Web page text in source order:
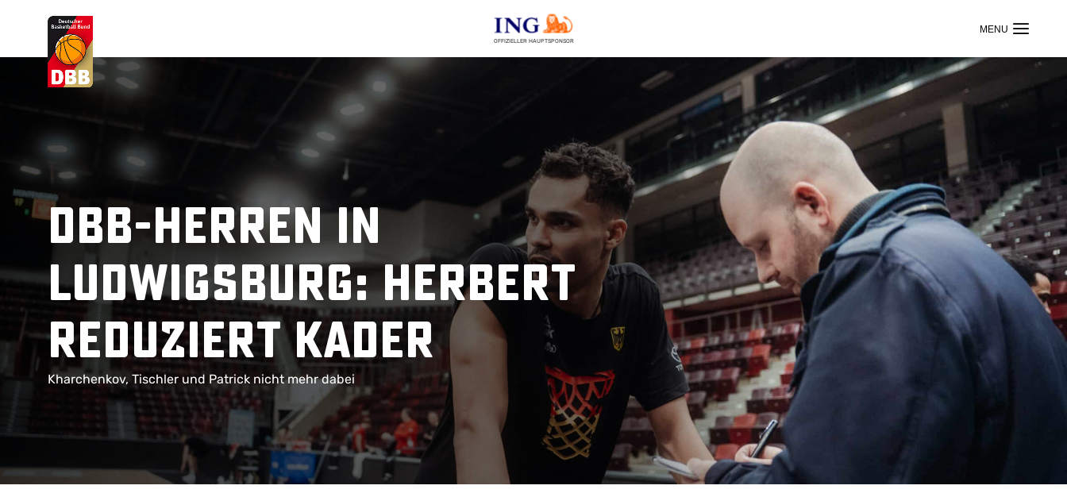
OFFIZIELLER HAUPTSPONSOR
Suchvorschläge
Amet Valputo
DBB-Herren in
Ludwigsburg: Herbert
reduziert Kader
Kharchenkov, Tischler und Patrick nicht mehr dabei